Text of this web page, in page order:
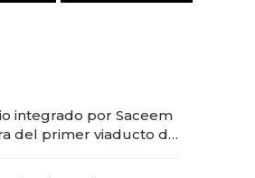
integrado por Saceem
del primer viaducto de